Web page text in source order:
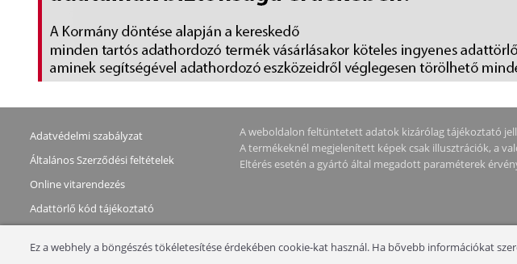
Adatvédelmi szabályzat
Általános Szerződési feltételek
Online vitarendezés
Adattörlő kód tájékoztató
A weboldalon feltüntetett adatok kizárólag tájékoztató
A termékeknél megjelenített képek csak illusztrációk, a
Eltérés esetén a gyártó által megadott paraméterek
Ez a webhely a böngészés tökéletesítése érdekében cookie-kat használ. Ha bővebb információkat